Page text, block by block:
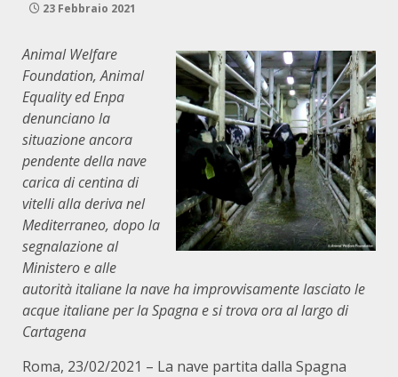
23 Febbraio 2021
Animal Welfare
Foundation, Animal
Equality ed Enpa
denunciano la
situazione ancora
pendente della nave
carica di centina di
vitelli alla deriva nel
Mediterraneo, dopo la
segnalazione al
Ministero e alle
autorità italiane la nave ha improvvisamente lasciato le
acque italiane per la Spagna e si trova ora al largo di
Cartagena
Roma, 23/02/2021 – La nave partita dalla Spagna